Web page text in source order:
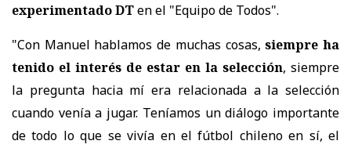
experimentado DTen el "Equipo de Todos".
"Con Manuel hablamos de muchas cosas,siempre ha
tenido el interés de estar en la selección, siempre
la pregunta hacia mí era relacionada a la selección
cuando venía a jugar. Teníamos un diálogo importante
de todo lo que se vivía en el fútbol chileno en sí, el